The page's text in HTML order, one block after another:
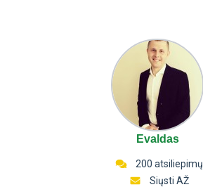
Evaldas
200 atsiliepimų
Siųsti AŽ